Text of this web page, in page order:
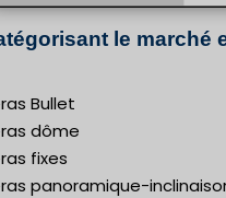
le marché
Bullet
dôme
fixes
panoramique-